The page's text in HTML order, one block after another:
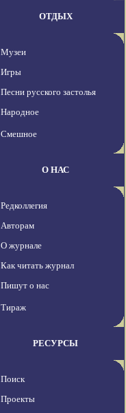
ОТДЫХ
Музеи
Игры
Песни русского застолья
Народное
Смешное
О НАС
Редколлегия
Авторам
О журнале
Как читать журнал
Пишут о нас
Тираж
РЕСУРСЫ
Поиск
Проекты